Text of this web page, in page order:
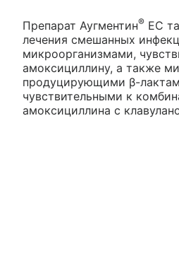
Препарат Аугментин® ЕС
лечения смешанных
микроорганизмами,
амоксициллину, а также
продуцирующими β-
чувствительными к
амоксициллина с